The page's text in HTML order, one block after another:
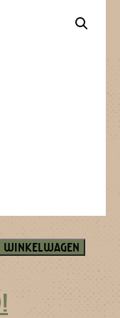
winkelwagen